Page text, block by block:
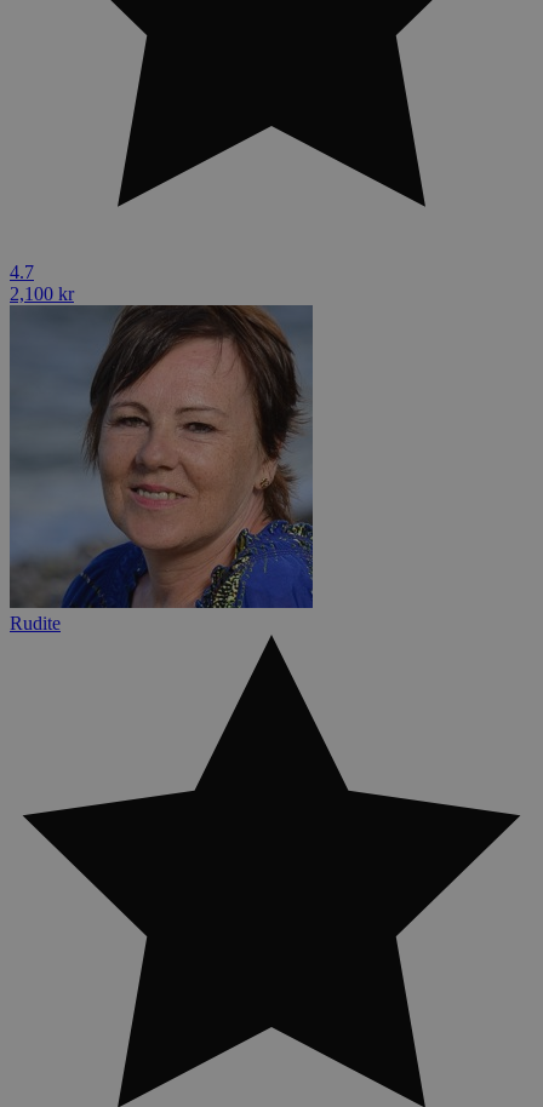
4.7
2,100 kr
Rudite